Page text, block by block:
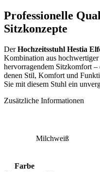
Professionelle
Sitzkonzepte
DerHochzeitsstuhl Hestia
Kombination aus
hervorragendem Sitzkomfort
denen Stil, Komfort und
Sie mit diesem Stuhl ein
Zusätzliche Informationen
Farbe
Milchweiß